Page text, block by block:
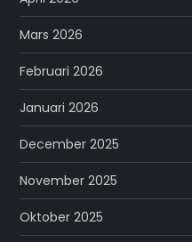
Mars 2026
Februari 2026
Januari 2026
December 2025
November 2025
Oktober 2025